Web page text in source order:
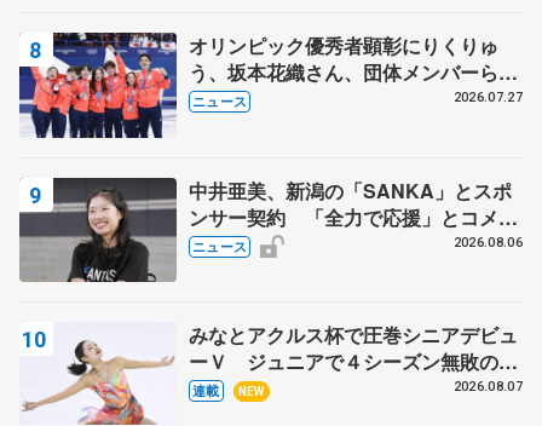
オリンピック優秀者顕彰にりくりゅ
う、坂本花織さん、団体メンバーら
8月7日に文科省が表彰式、ブルーノ・
ニュース 2026.07.27
中井亜美、新潟の「SANKA」とスポ
ンサー契約 「全力で応援」とコメン
ト
ニュース 2026.08.06
みなとアクルス杯で圧巻シニアデビュ
ーＶ ジュニアで４シーズン無敗の島
田麻央
連載 NEW 2026.08.07